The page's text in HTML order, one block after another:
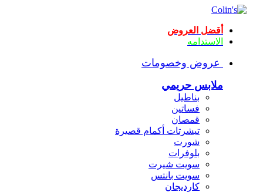
أقضل العروض
الاستدامه
عروض وخصومات
ملابس حريمي
بناطيل
فساتين
قمصان
تيشرتات أكمام قصيرة
شورت
بلوفرات
سويت شيرت
سويت بانتس
كارديجان